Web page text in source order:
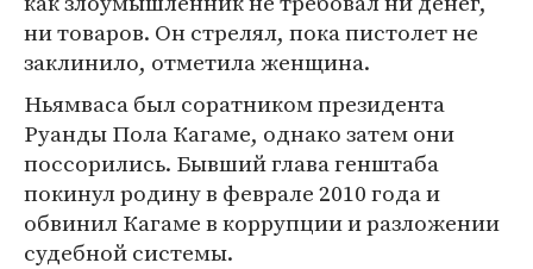
ни товаров. Он стрелял, пока пистолет не
заклинило, отметила женщина.
Ньямваса был соратником президента
Руанды Пола Кагаме, однако затем они
поссорились. Бывший глава генштаба
покинул родину в феврале 2010 года и
обвинил Кагаме в коррупции и разложении
судебной системы.